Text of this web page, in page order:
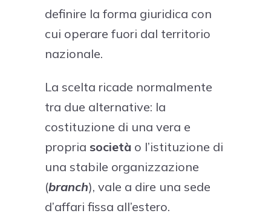
definire la forma giuridica con
cui operare fuori dal territorio
nazionale.
La scelta ricade normalmente
tra due alternative: la
costituzione di una vera e
propria società o l’istituzione di
una stabile organizzazione
(branch), vale a dire una sede
d’affari fissa all’estero.